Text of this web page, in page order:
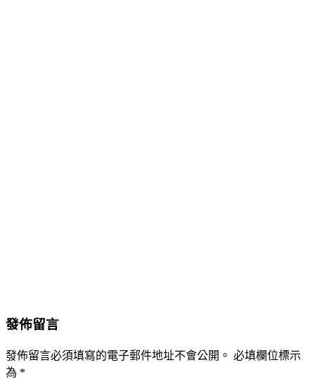
發佈留言
發佈留言必須填寫的電子郵件地址不會公開。 必填欄位標示
為 *